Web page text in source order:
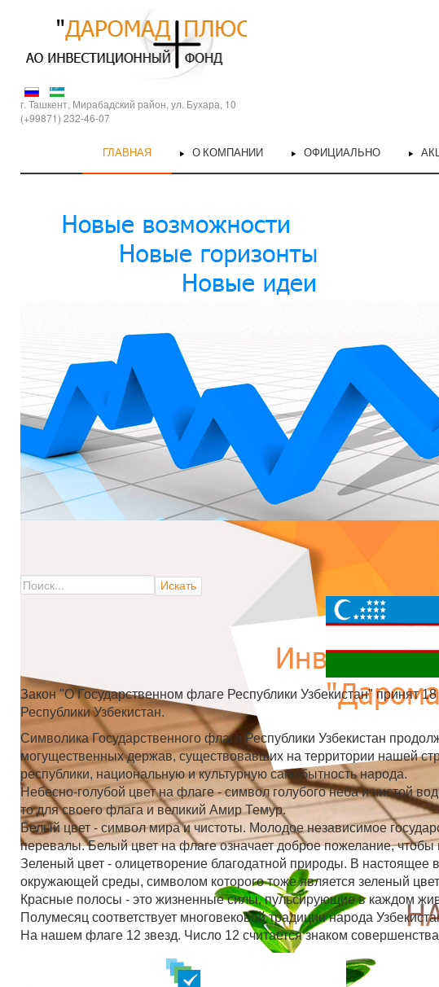
г. Ташкент, Мирабадский район, ул. Бухара, 10
(+99871) 232-46-07
ГЛАВНАЯ О КОМПАНИИ ОФИЦИАЛЬНО
Закон "О Государственном флаге Республики Узбекистан" принят
Республики Узбекистан.
Символика Государственного флага Республики Узбекистан
могущественных держав, существовавших на территории нашей
республики, национальную и культурную самобытность народа.
Небесно-голубой цвет на флаге - символ голубого неба и чистой
то для своего флага и великий Амир Темур.
Белый цвет - символ мира и чистоты. Молодое независимое
перевалы. Белый цвет на флаге означает доброе пожелание, чтобы
Зеленый цвет - олицетворение благодатной природы. В
окружающей среды, символом которого тоже является зеленый
Красные полосы - это жизненные силы, пульсирующие в каждом
Полумесяц соответствует многовековой традиции народа
На нашем флаге 12 звезд. Число 12 считается знаком